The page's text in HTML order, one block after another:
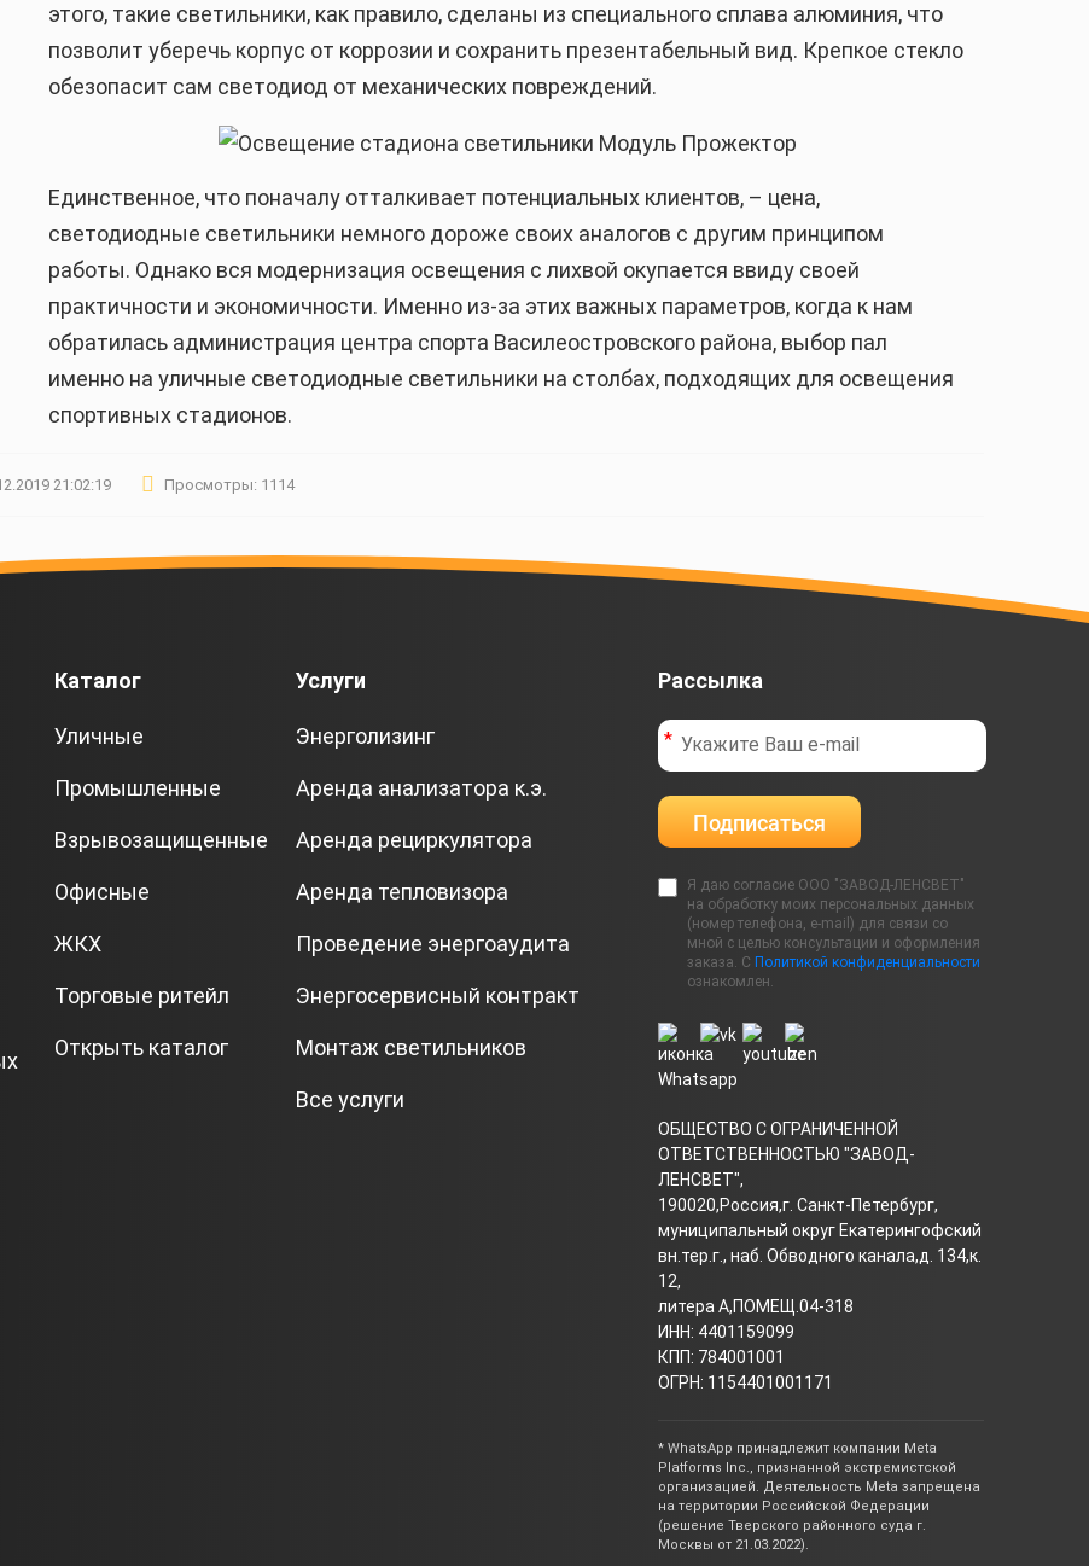
этого, такие светильники, как правило, сделаны из специального сплава алюминия, что
позволит уберечь корпус от коррозии и сохранить презентабельный вид. Крепкое стекло
обезопасит сам светодиод от механических повреждений.
Единственное, что поначалу отталкивает потенциальных клиентов, – цена,
светодиодные светильники немного дороже своих аналогов с другим принципом
работы. Однако вся модернизация освещения с лихвой окупается ввиду своей
практичности и экономичности. Именно из-за этих важных параметров, когда к нам
обратилась администрация центра спорта Василеостровского района, выбор пал
именно на уличные светодиодные светильники на столбах, подходящих для освещения
спортивных стадионов.
21:02:19 Просмотры: 1114
Каталог
Уличные
Промышленные
Взрывозащищенные
Офисные
ЖКХ
Торговые ритейл
Открыть каталог
Услуги
Энерголизинг
Аренда анализатора к.э.
Аренда рециркулятора
Аренда тепловизора
Проведение энергоаудита
Энергосервисный контракт
Монтаж светильников
Все услуги
Рассылка
Подписаться
Я даю согласие ООО "ЗАВОД-ЛЕНСВЕТ"
на обработку моих персональных данных
(номер телефона, e-mail) для связи со
мной с целью консультации и оформления
заказа. С Политикой конфиденциальности
ознакомлен.
ОБЩЕСТВО С ОГРАНИЧЕННОЙ
ОТВЕТСТВЕННОСТЬЮ "ЗАВОД-
ЛЕНСВЕТ",
190020,Россия,г. Санкт-Петербург,
муниципальный округ Екатерингофский
вн.тер.г., наб. Обводного канала,д. 134,к.
12,
литера А,ПОМЕЩ.04-318
ИНН: 4401159099
КПП: 784001001
ОГРН: 1154401001171
* WhatsApp принадлежит компании Meta
Platforms Inc., признанной экстремистской
организацией. Деятельность Meta запрещена
на территории Российской Федерации
(решение Тверского районного суда г.
Москвы от 21.03.2022).